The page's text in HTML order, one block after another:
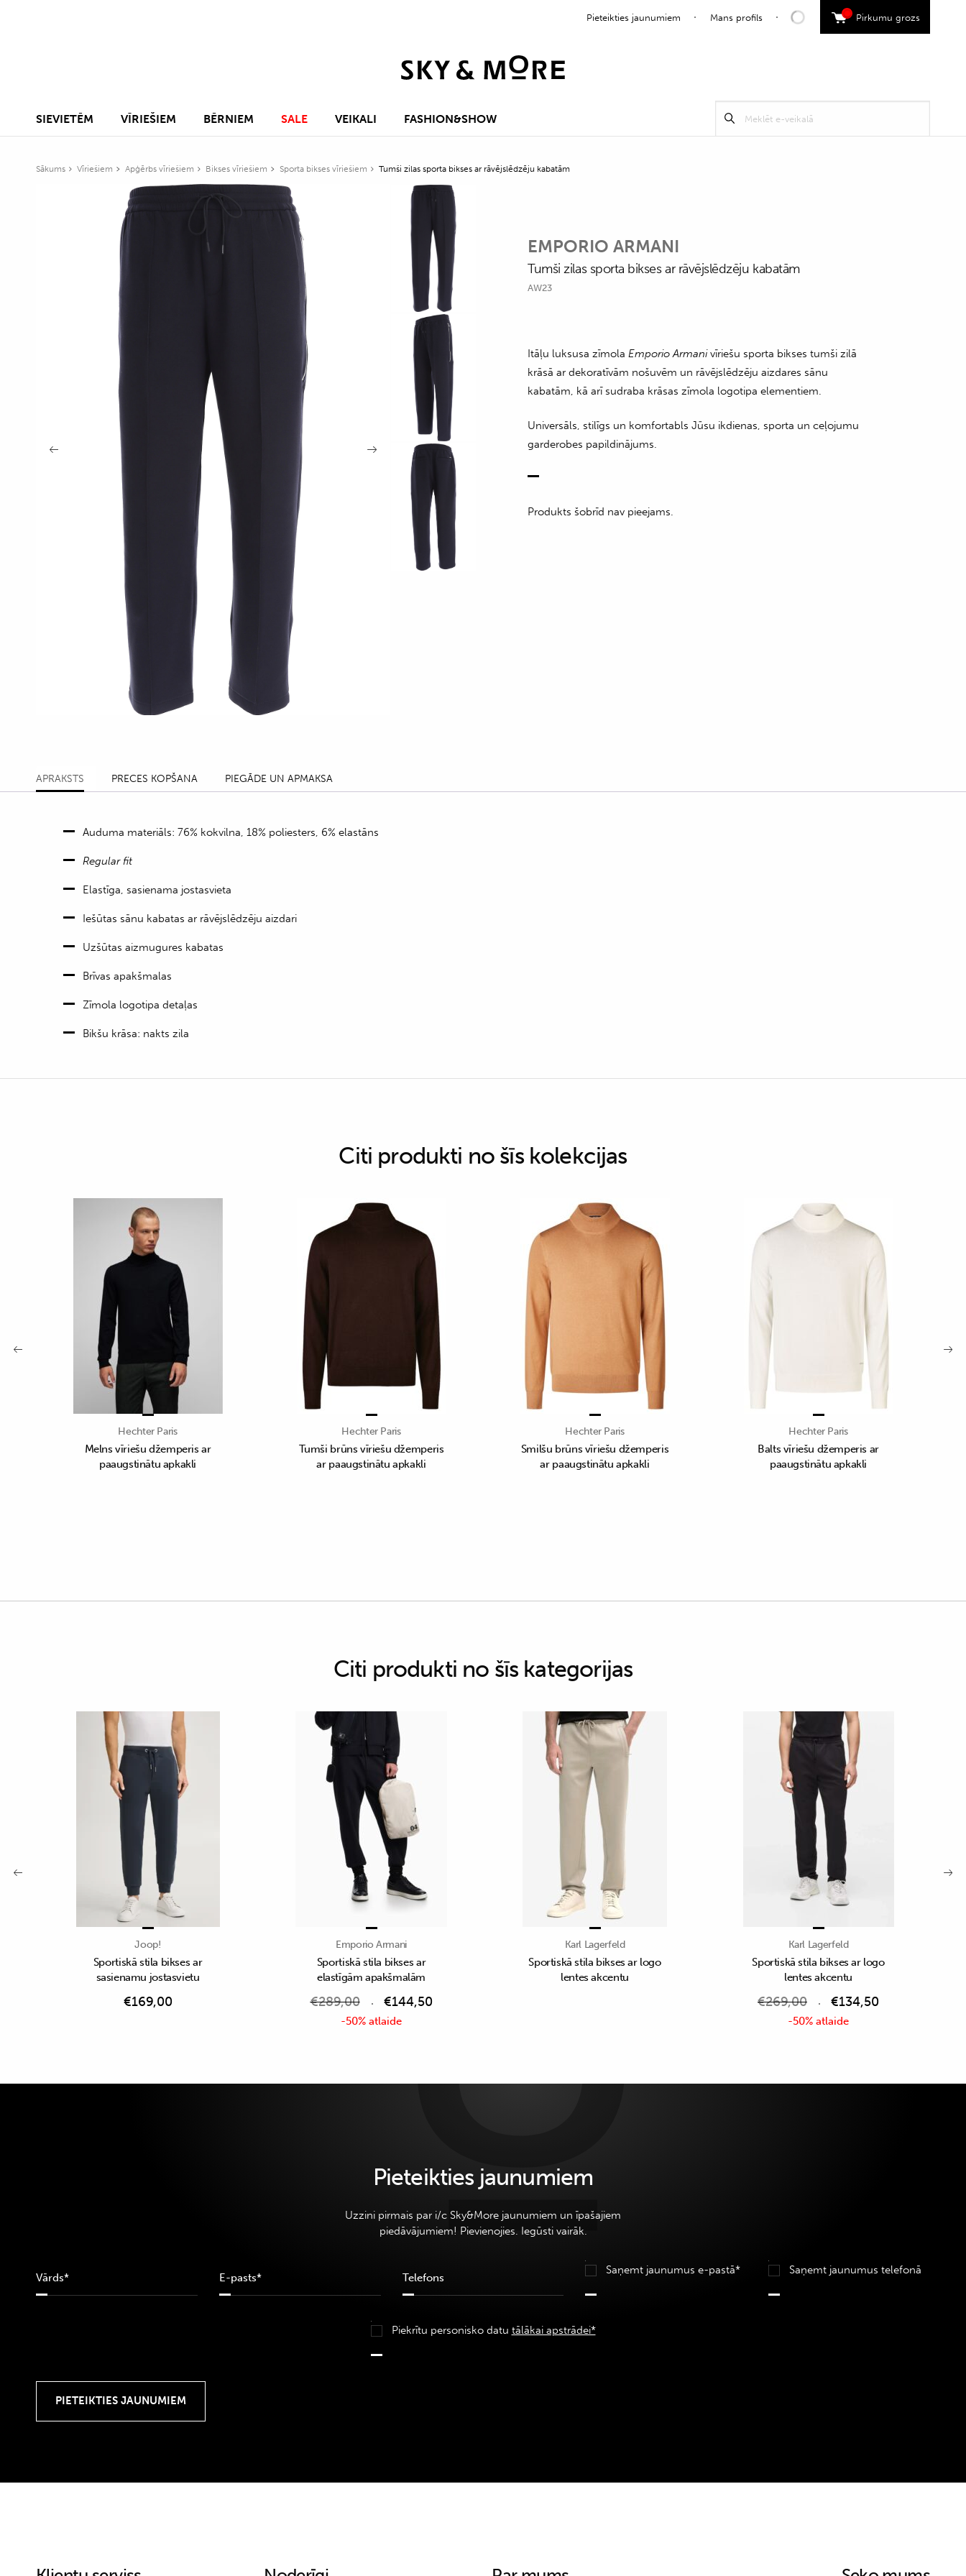
Pieteikties jaunumiem Mans profils Pirkumu grozs
0
SIEVIETĒM VĪRIEŠIEM BĒRNIEM SALE VEIKALI FASHION&SHOW Meklēt
Sākums Vīriešiem Apģērbs vīriešiem Bikses vīriešiem Sporta bikses vīriešiem Tumši zilas sporta bikses ar rāvējslēdzēju kabatām
EMPORIO ARMANI
Tumši zilas sporta bikses ar rāvējslēdzēju kabatām
AW23
Itāļu luksusa zīmolaEmporio Armanivīriešu sporta bikses tumši zilā
krāsā ar dekoratīvām nošuvēm un rāvējslēdzēju aizdares sānu
kabatām, kā arī sudraba krāsas zīmola logotipa elementiem.
Universāls, stilīgs un komfortabls Jūsu ikdienas, sporta un ceļojumu
garderobes papildinājums.
Produkts šobrīd nav pieejams.
APRAKSTS PRECES KOPŠANA PIEGĀDE UN APMAKSA
Auduma materiāls: 76% kokvilna, 18% poliesters, 6% elastāns
Regular fit
Elastīga, sasienama jostasvieta
Iešūtas sānu kabatas ar rāvējslēdzēju aizdari
Uzšūtas aizmugures kabatas
Brīvas apakšmalas
Zīmola logotipa detaļas
Bikšu krāsa: nakts zila
Citi produkti no šīs kolekcijas
Hechter Paris
Melns vīriešu džemperis ar
paaugstinātu apkakli
Hechter Paris
Tumši brūns vīriešu džemperis
ar paaugstinātu apkakli
Hechter Paris
Smilšu brūns vīriešu džemperis
ar paaugstinātu apkakli
Hechter Paris
Balts vīriešu džemperis ar
paaugstinātu apkakli
Citi produkti no šīs kategorijas
Joop!
Sportiskā stila bikses ar
sasienamu jostasvietu
€169,00
Emporio Armani
Sportiskā stila bikses ar
elastīgām apakšmalām
€289,00 €144,50
-50% atlaide
Karl Lagerfeld
Sportiskā stila bikses ar logo
lentes akcentu
Karl Lagerfeld
Sportiskā stila bikses ar logo
lentes akcentu
€269,00 €134,50
-50% atlaide
Pieteikties jaunumiem
Uzzini pirmais par i/c Sky&More jaunumiem un īpašajiem
piedāvājumiem! Pievienojies. Iegūsti vairāk.
Saņemt jaunumus e-pastā* Saņemt jaunumus telefonā
Piekrītu personisko datu tālākai apstrādei*